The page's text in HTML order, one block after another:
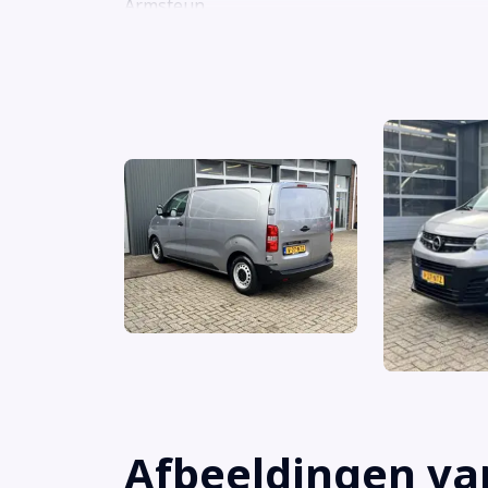
Armsteun
Bluetooth telefoonvoorbereiding
Boordcomputer
Brake Assist System
Buitenspiegels elektrisch verstelbaar
Buitenspiegels verwarmbaar